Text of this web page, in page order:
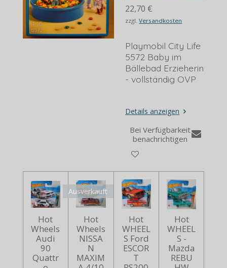
22,70 €
zzgl.Versandkosten
Playmobil City Life
5572 Baby im
Bällebad Erzieherin
- vollständig OVP
Details anzeigen
Bei Verfügbarkeit
benachrichtigen
Hot
Wheels
Audi
90
Quattr
Ausverkauft
Hot
Wheels
NISSA
N
MAXIM
Hot
WHEEL
S Ford
ESCOR
T
Hot
WHEEL
S -
Mazda
REBU